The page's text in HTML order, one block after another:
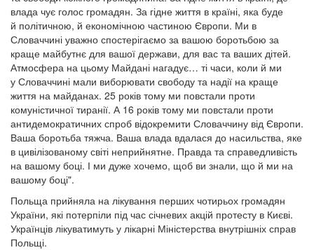
влада чує голос громадян. За гідне життя в країні, яка буде
й політичною, й економічною частиною Європи. Ми в
Словаччині уважно спостерігаємо за вашою боротьбою за
краще майбутнє для вашої держави, для вас та ваших дітей.
Атмосфера на цьому Майдані нагадує… ті часи, коли й ми
у Словаччині мали виборювати свободу та надії на краще
життя на майданах. 25 років тому ми повстали проти
комуністичної тиранії. А 16 років тому ми повстали проти
антидемократичних спроб відокремити Словаччину від Європи.
Ваша боротьба тяжча. Ваша влада вдалася до насильства, яке
в цивілізованому світі неприйнятне. Правда та справедливість
на вашому боці. І ми дуже хочемо, щоб ви знали, що й ми на
вашому боці".
Польща прийняла на лікування перших чотирьох громадян
України, які потерпіли під час січневих акцій протесту в Києві.
Українців лікуватимуть у лікарні Міністерства внутрішніх справ
Польщі.